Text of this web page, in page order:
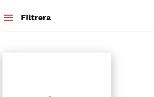
Filtrera